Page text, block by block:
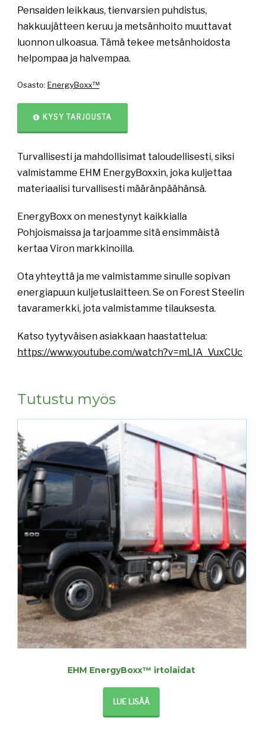
Pensaiden leikkaus, tienvarsien puhdistus,
hakkuujätteen keruu ja metsänhoito muuttavat
luonnon ulkoasua. Tämä tekee metsänhoidosta
helpompaa ja halvempaa.
Osasto: EnergyBoxx™
KYSY TARJOUSTA
Turvallisesti ja mahdollisimat taloudellisesti, siksi
valmistamme EHM EnergyBoxxin, joka kuljettaa
materiaalisi turvallisesti määränpäähänsä.
EnergyBoxx on menestynyt kaikkialla
Pohjoismaissa ja tarjoamme sitä ensimmäistä
kertaa Viron markkinoilla.
Ota yhteyttä ja me valmistamme sinulle sopivan
energiapuun kuljetuslaitteen. Se on Forest Steelin
tavaramerkki, jota valmistamme tilauksesta.
Katso tyytyväisen asiakkaan haastattelua:
https://www.youtube.com/watch?v=mLIA_VuxCUc
Tutustu myös
EHM EnergyBoxx™ irtolaidat
LUE LISÄÄ